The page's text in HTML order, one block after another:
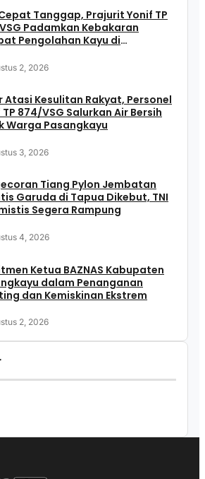
Tanggap, Prajurit Yonif TP
Padamkan Kebakaran
Pengolahan Kayu di
2, 2026
Atasi Kesulitan Rakyat, Personel
874/VSG Salurkan Air Bersih
Warga Pasangkayu
3, 2026
Tiang Pylon Jembatan
Garuda di Tapua Dikebut, TNI
Segera Rampung
4, 2026
Ketua BAZNAS Kabupaten
dalam Penanganan
dan Kemiskinan Ekstrem
2, 2026